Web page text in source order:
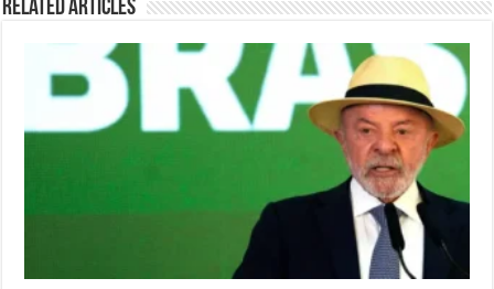
Related Articles